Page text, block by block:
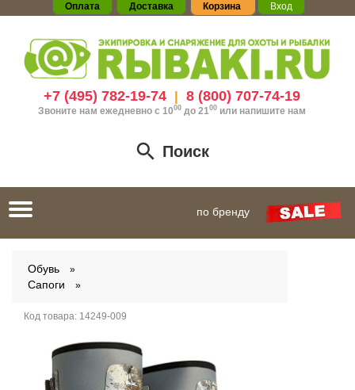
Оплата Доставка Корзина Вход
+7 (495) 782-19-74| 8 (800) 707-74-19
Звоните нам ежедневно с 1000до 21 00 или напишите нам
Поиск
Toggle
navigation
по бренду
Обувь
Сапоги
Код товара: 14249-009